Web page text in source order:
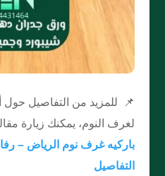
📌 للمزيد من التفاصيل حول
لغرف النوم، يمكنك زيارة
باركيه غرف نوم الرياض –
التفاصيل